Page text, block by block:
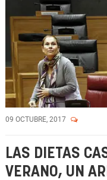
09 OCTUBRE, 2017
LAS DIETAS
VERANO, UN